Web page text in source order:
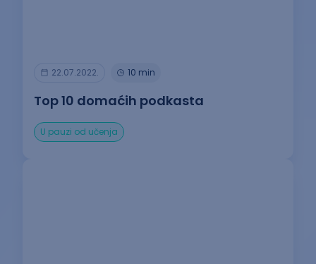
22.07.2022. 10 min
Top 10 domaćih podkasta
U pauzi od učenja